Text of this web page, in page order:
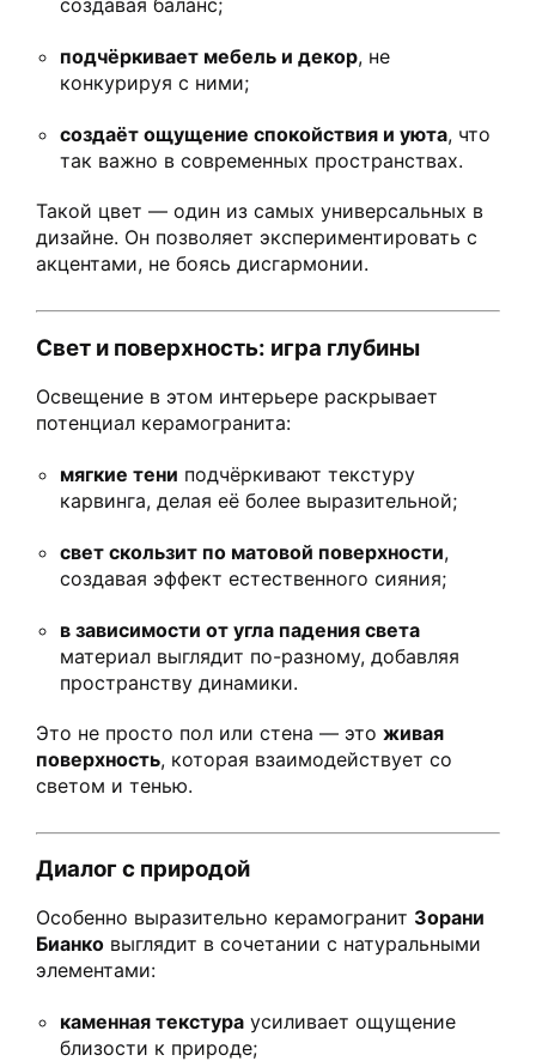
создавая баланс;
подчёркивает мебель и декор, не
конкурируя с ними;
создаёт ощущение спокойствия и уюта, что
так важно в современных пространствах.
Такой цвет — один из самых универсальных в
дизайне. Он позволяет экспериментировать с
акцентами, не боясь дисгармонии.
Свет и поверхность: игра глубины
Освещение в этом интерьере раскрывает
потенциал керамогранита:
мягкие тени подчёркивают текстуру
карвинга, делая её более выразительной;
свет скользит по матовой поверхности,
создавая эффект естественного сияния;
в зависимости от угла падения света
материал выглядит по-разному, добавляя
пространству динамики.
Это не просто пол или стена — это живая
поверхность, которая взаимодействует со
светом и тенью.
Диалог с природой
Особенно выразительно керамогранит Зорани
Бианко выглядит в сочетании с натуральными
элементами:
каменная текстура усиливает ощущение
близости к природе;